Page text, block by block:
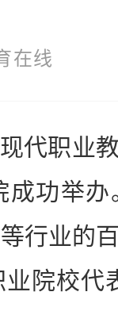
在线
职业教
成功举
行业的
院校代